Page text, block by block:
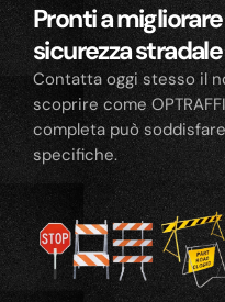
Pronti a
sicurezza
Contatta oggi stesso il
scoprire come
completa può
specifiche.